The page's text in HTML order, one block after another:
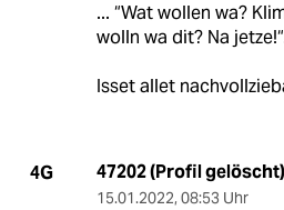
... “Wat wollen wa?
wolln wa dit? Na
Isset allet
4G 47202 (Profil gelöscht)
15.01.2022, 08:53 Uhr